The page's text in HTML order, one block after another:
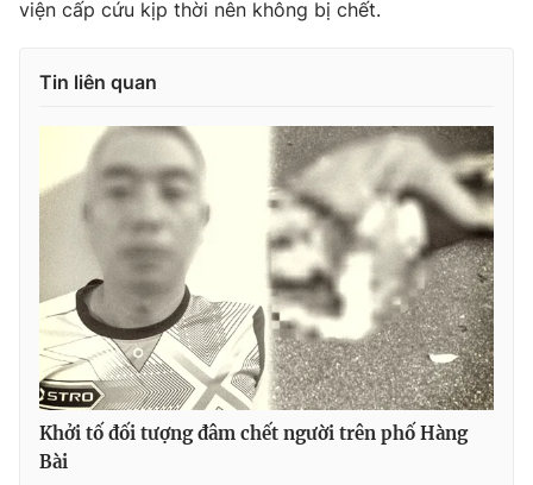
Theo dõi báo trên
Cơ quan chủ quản:Đài Truyền hình Việt Nam
Cơ quan báo chí:Thời báo VTV
Giấy phép hoạt động báo in và báo điện tử số 483/GP-BTTTT
cấp ngày 29/12/2023
Tổng Biên tập:Vũ Thanh Thủy
Phó Tổng Biên tập:Nguyễn Thị Mỹ Hạnh, Phạm Quốc Thắng,
Nguyễn Trọng Ninh
Tổng đài VTV:
viện cấp cứu kịp thời nên không bị chết.
Tin liên quan
Khởi tố đối tượng đâm chết người trên phố Hàng
Bài